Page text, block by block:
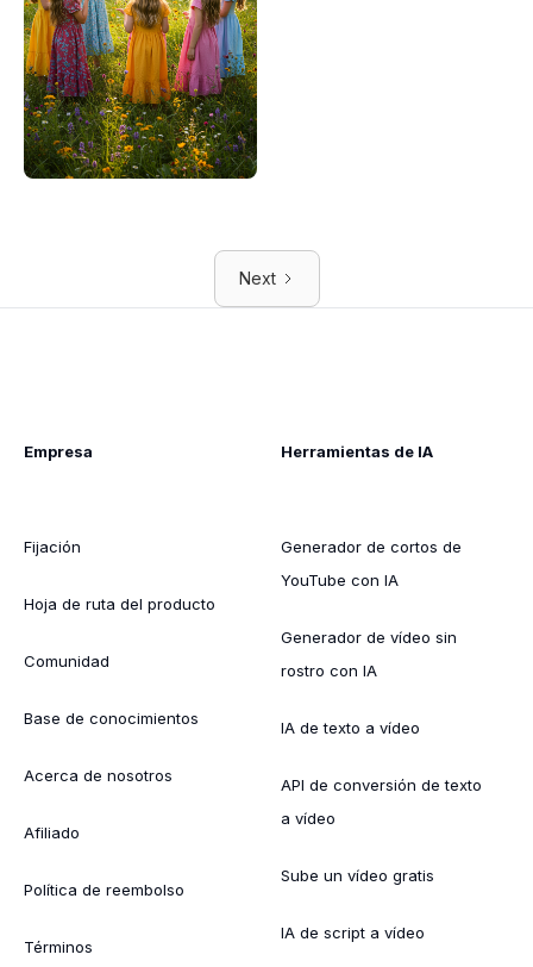
Next
Empresa
Fijación
Hoja de ruta del producto
Comunidad
Base de conocimientos
Acerca de nosotros
Afiliado
Política de reembolso
Términos
Herramientas de IA
Generador de cortos de
YouTube con IA
Generador de vídeo sin
rostro con IA
IA de texto a vídeo
API de conversión de texto
a vídeo
Sube un vídeo gratis
IA de script a vídeo